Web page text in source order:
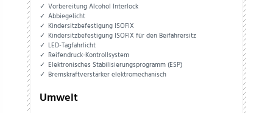
Vorbereitung Alcohol Interlock
Abbiegelicht
Kindersitzbefestigung ISOFIX
Kindersitzbefestigung ISOFIX für den Beifahrersitz
LED-Tagfahrlicht
Reifendruck-Kontrollsystem
Elektronisches Stabilisierungsprogramm (ESP)
Bremskraftverstärker elektromechanisch
Umwelt